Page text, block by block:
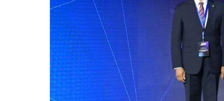
الدكتوراة
برنامج الماجستير
برنامج الماجستير المهنى
ماجستير الأدارة المستدامة للأراضى
لوائح برامج الدراسات العليا
(الأوراق المطلوبة للتسجيل (ماجستير/ دكتوراه
التقدم للدراسات العليا إلكترونيا